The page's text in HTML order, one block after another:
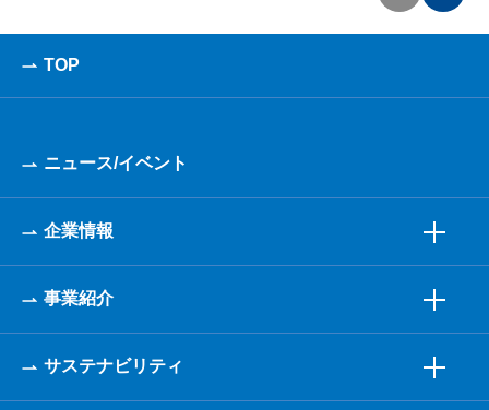
TOP
ニュース/イベント
企業情報
事業紹介
サステナビリティ